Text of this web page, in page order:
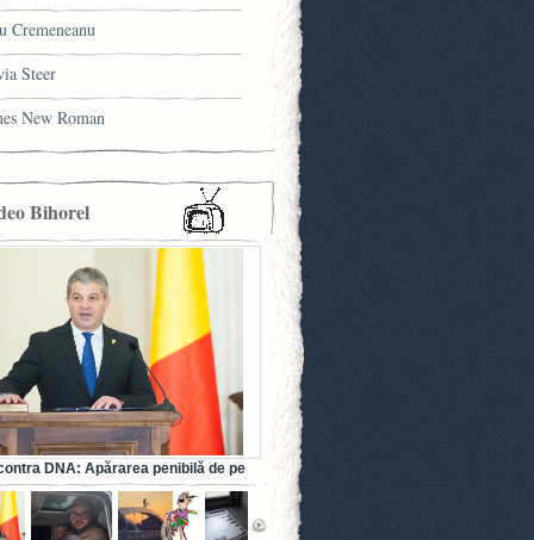
Cremeneanu
Steer
New Roman
Bihorel
DNA: Apărarea penibilă de pe
fostului ministru al Sănătății (VIDEO)